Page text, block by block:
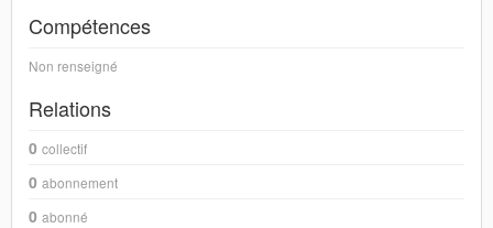
Compétences
Non renseigné
Relations
0 collectif
0 abonnement
0 abonné